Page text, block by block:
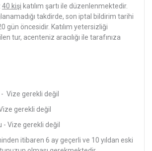
40 kişi katılım şartı ile düzenlenmektedir.
takdirde, son iptal bildirim tarihi
gün öncesidir. Katılım yetersizliği
tur, acenteniz aracılığı ile tarafınıza
Vize gerekli değil
gerekli değil
Vize gerekli değil
itibaren 6 ay geçerli ve 10 yıldan eski